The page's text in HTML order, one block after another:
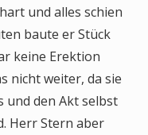
und alles schien
baute er Stück
keine Erektion
nicht weiter, da sie
und den Akt selbst
Herr Stern aber